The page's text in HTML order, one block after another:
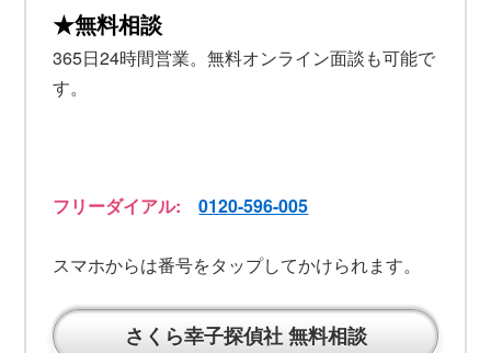
★無料相談
365日24時間営業。無料オンライン面談も可能で
す。
フリーダイアル:0120-596-005
スマホからは番号をタップしてかけられます。
さくら幸子探偵社 無料相談